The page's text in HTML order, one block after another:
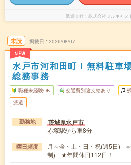
派遣会社 株式会社フルキャス
未読
NEW
掲載日 2026/08/07
水戸市河和田町！無料駐車
総務事務
職種未経験OK 交通費別途支給あり
派遣
勤務地 茨城県水戸市
赤塚駅から車8分
曜日頻度
月～金・土・日・祝(週5日)
制) ★年間休日112日！